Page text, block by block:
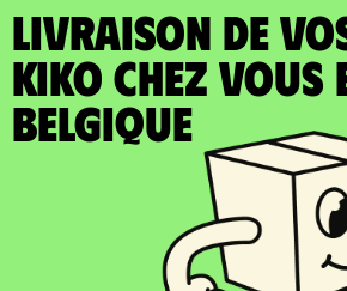
LIVRAISON DE
KIKO chez vous
Belgique